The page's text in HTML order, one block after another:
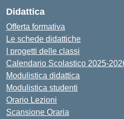
Didattica
Offerta formativa
Le schede didattiche
I progetti delle classi
Calendario Scolastico 2025-
Modulistica didattica
Modulistica studenti
Orario Lezioni
Scansione Oraria